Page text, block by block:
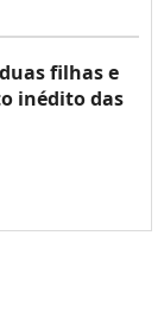
filhas e
inédito das